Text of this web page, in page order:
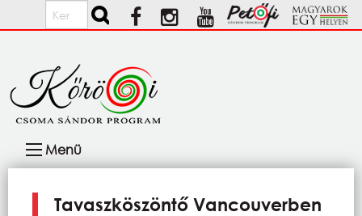
Ugrás a tartalomra
Keresés
navigáció
Menü
Tavaszköszöntő Vancouverben